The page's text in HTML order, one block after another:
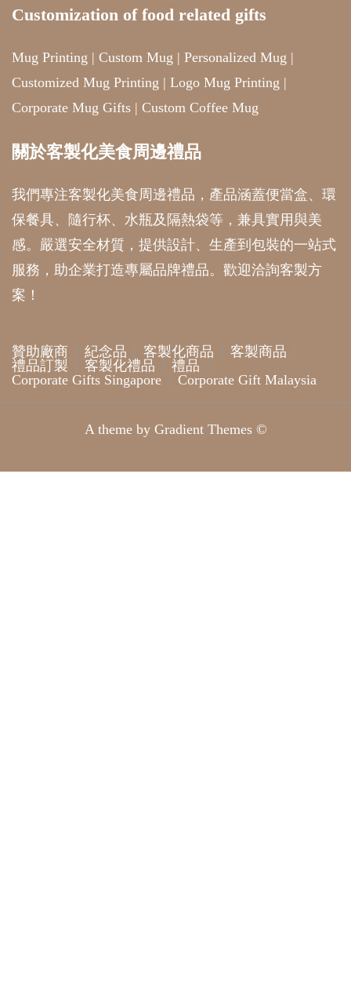
Customization of food related gifts
Mug Printing | Custom Mug | Personalized Mug |
Customized Mug Printing | Logo Mug Printing |
Corporate Mug Gifts | Custom Coffee Mug
關於客製化美食周邊禮品
我們專注客製化美食周邊禮品，產品涵蓋便當盒、環
保餐具、隨行杯、水瓶及隔熱袋等，兼具實用與美
感。嚴選安全材質，提供設計、生產到包裝的一站式
服務，助企業打造專屬品牌禮品。歡迎洽詢客製方
案！
贊助廠商 紀念品 客製化商品
客製商品
禮品訂製
客製化禮品
禮品
Corporate Gifts Singapore
Corporate Gift Malaysia
A theme by Gradient Themes ©